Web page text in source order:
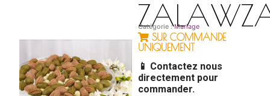
Catégorie :Mariage
SUR COMMANDE
UNIQUEMENT
📱 Contactez nous
directement pour
commander.